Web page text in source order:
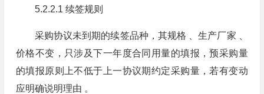
5.2.2.1 续签规则
采购协议未到期的续签品种，其规格 、生产厂家 、
价格不变，只涉及下一年度合同用量的填报，预采购量
的填报原则上不低于上一协议期约定采购量，若有变动
应明确说明理由 。